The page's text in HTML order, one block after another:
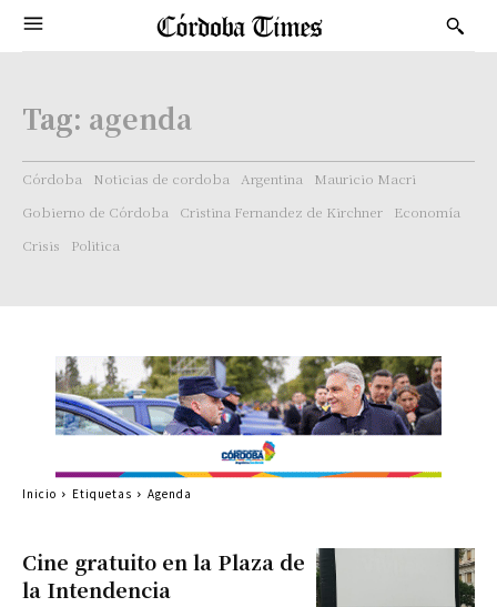
Tag: agenda
Córdoba Noticias de cordoba Argentina
Mauricio Macri
Gobierno de Córdoba
Cristina Fernandez de Kirchner
Economía
Crisis
Politica
Cine gratuito en la Plaza de
la Intendencia
Inicio Etiquetas Agenda